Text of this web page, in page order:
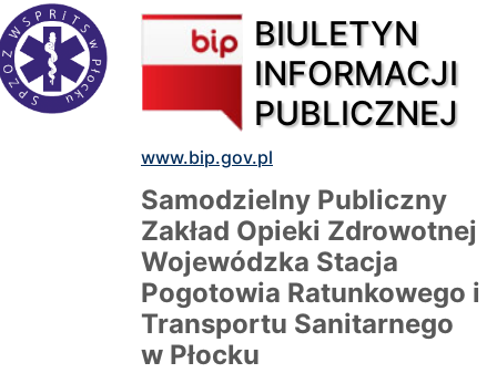
BIULETYN
INFORMACJI
PUBLICZNEJ
www.bip.gov.pl
Samodzielny Publiczny
Zakład Opieki Zdrowotnej
Wojewódzka Stacja
Pogotowia Ratunkowego i
Transportu Sanitarnego
w Płocku